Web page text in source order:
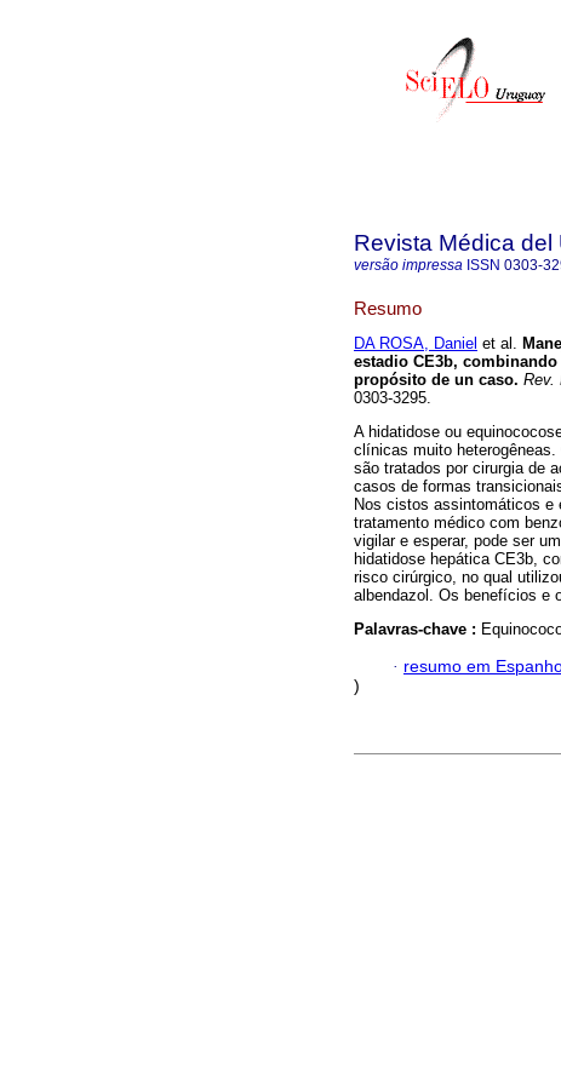
Revista Médica del
versão impressa ISSN 0303-
Resumo
DA ROSA, Daniel et al.
estadio CE3b,
propósito de un caso. Rev.
0303-3295.
A hidatidose ou
clínicas muito
são tratados por cirurgia de
casos de formas
Nos cistos assintomáticos e
tratamento médico com
vigilar e esperar, pode ser
hidatidose hepática CE3b,
risco cirúrgico, no qual
albendazol. Os benefícios e
Palavras-chave :
· resumo em
)